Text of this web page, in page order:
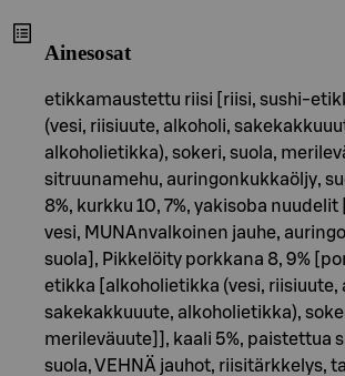
Ainesosat
etikkamaustettu riisi [riisi, sushi-
(vesi, riisiuute, alkoholi,
alkoholietikka), sokeri, suola,
sitruunamehu, auringonkukkaöljy,
8%, kurkku 10, 7%, yakisoba
vesi, MUNAnvalkoinen jauhe,
suola], Pikkelöity porkkana 8, 9%
etikka [alkoholietikka (vesi, riisiuute,
sakekakkuuute, alkoholietikka),
merileväuute]], kaali 5%, paistettua
suola, VEHNÄ jauhot, riisitärkkelys,